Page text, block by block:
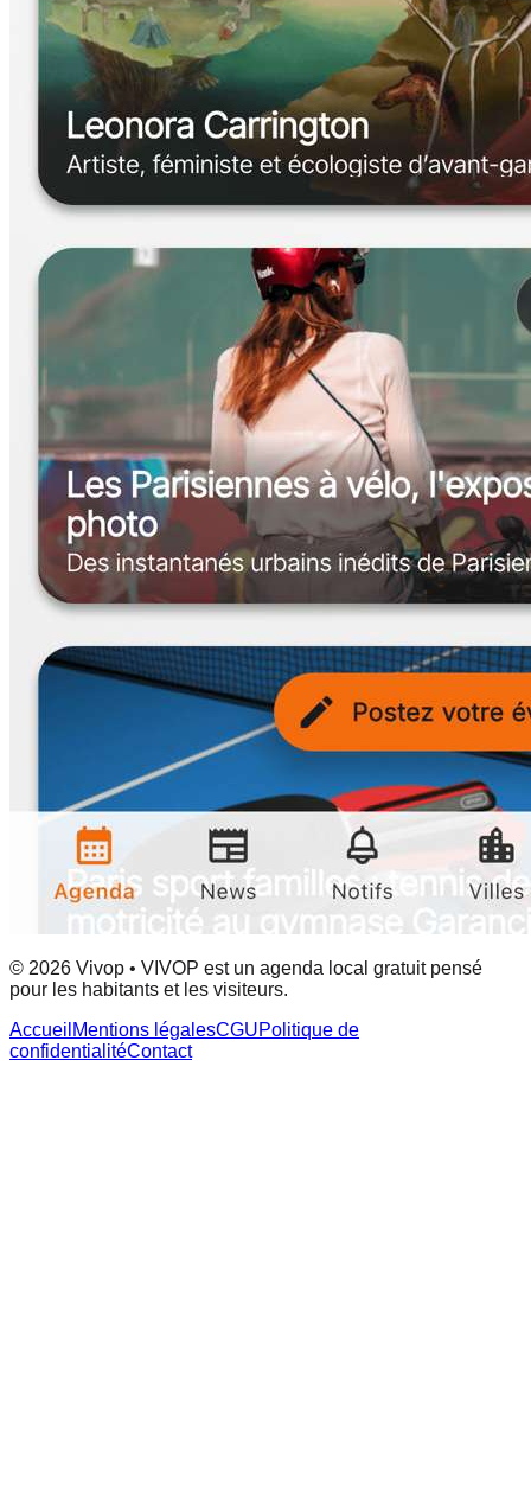
© 2026 Vivop • VIVOP est un agenda local gratuit pensé
pour les habitants et les visiteurs.
Accueil Mentions légalesCGUPolitique de
confidentialitéContact